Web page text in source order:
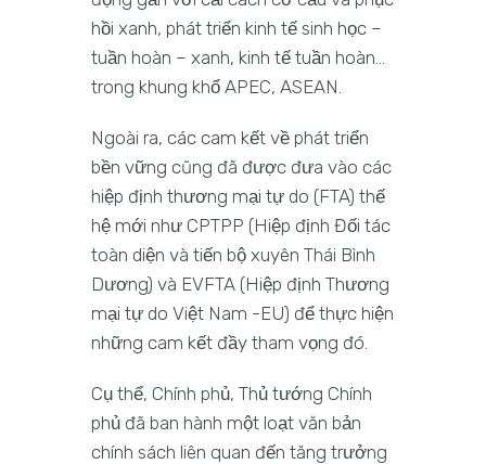
hồi xanh, phát triển kinh tế sinh học –
tuần hoàn – xanh, kinh tế tuần hoàn…
trong khung khổ APEC, ASEAN.
Ngoài ra, các cam kết về phát triển
bền vững cũng đã được đưa vào các
hiệp định thương mại tự do (FTA) thế
hệ mới như CPTPP (Hiệp định Đối tác
toàn diện và tiến bộ xuyên Thái Bình
Dương) và EVFTA (Hiệp định Thương
mại tự do Việt Nam -EU) để thực hiện
những cam kết đầy tham vọng đó.
Cụ thể, Chính phủ, Thủ tướng Chính
phủ đã ban hành một loạt văn bản
chính sách liên quan đến tăng trưởng